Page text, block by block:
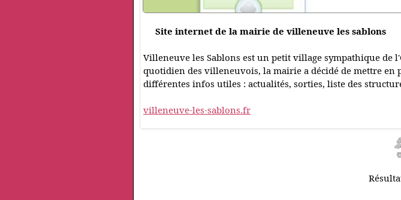
Site internet de la mairie de villeneuve les sablons
Villeneuve les Sablons est un petit village sympathique de
quotidien des villeneuvois, la mairie a décidé de mettre en
différentes infos utiles : actualités, sorties, liste des
villeneuve-les-sablons.fr